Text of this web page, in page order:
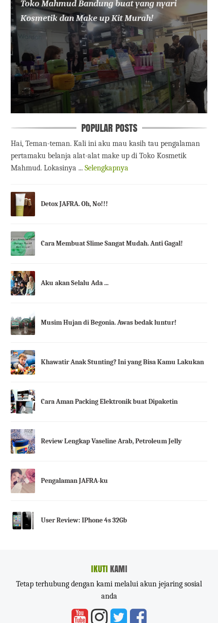
Toko Mahmud Bandung buat yang nyari
Kosmetik dan Make up Kit Murah!
POPULAR POSTS
Hai, Teman-teman. Kali ini aku mau kasih tau pengalaman
pertamaku belanja alat-alat make up di Toko Kosmetik
Mahmud. Lokasinya ...Selengkapnya
Detox JAFRA. Oh, No!!!
Cara Membuat Slime Sangat Mudah. Anti Gagal!
Aku akan Selalu Ada ...
Musim Hujan di Begonia. Awas bedak luntur!
Khawatir Anak Stunting? Ini yang Bisa Kamu Lakukan
Cara Aman Packing Elektronik buat Dipaketin
Review Lengkap Vaseline Arab, Petroleum Jelly
Pengalaman JAFRA-ku
User Review: IPhone 4s 32Gb
IKUTIKAMI
Tetap terhubung dengan kami melalui akun jejaring sosial
anda